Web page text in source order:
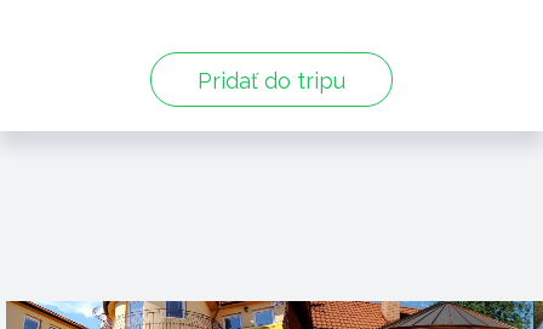
Pridať do tripu